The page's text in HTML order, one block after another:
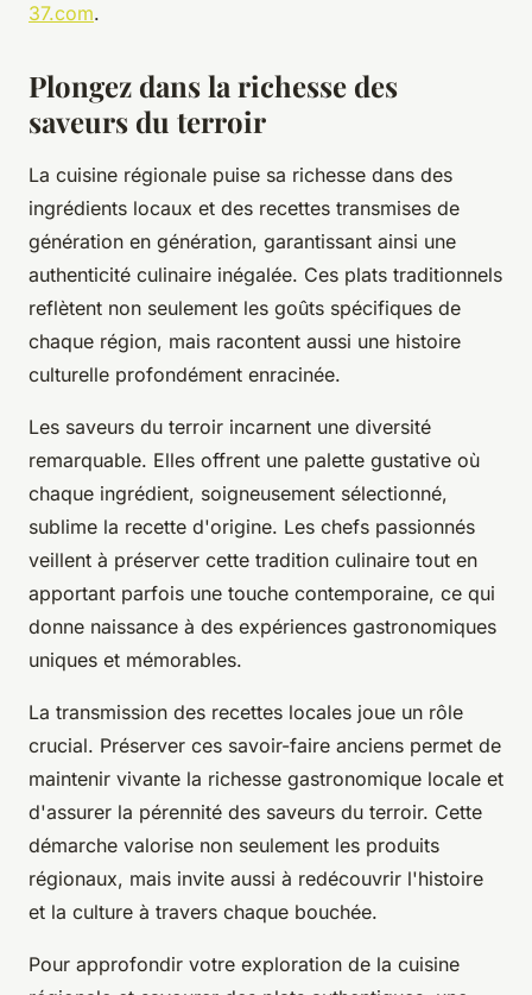
37.com.
Plongez dans la richesse des
saveurs du terroir
La cuisine régionale puise sa richesse dans des
ingrédients locaux et des recettes transmises de
génération en génération, garantissant ainsi une
authenticité culinaire inégalée. Ces plats traditionnels
reflètent non seulement les goûts spécifiques de
chaque région, mais racontent aussi une histoire
culturelle profondément enracinée.
Les saveurs du terroir incarnent une diversité
remarquable. Elles offrent une palette gustative où
chaque ingrédient, soigneusement sélectionné,
sublime la recette d'origine. Les chefs passionnés
veillent à préserver cette tradition culinaire tout en
apportant parfois une touche contemporaine, ce qui
donne naissance à des expériences gastronomiques
uniques et mémorables.
La transmission des recettes locales joue un rôle
crucial. Préserver ces savoir-faire anciens permet de
maintenir vivante la richesse gastronomique locale et
d'assurer la pérennité des saveurs du terroir. Cette
démarche valorise non seulement les produits
régionaux, mais invite aussi à redécouvrir l'histoire
et la culture à travers chaque bouchée.
Pour approfondir votre exploration de la cuisine